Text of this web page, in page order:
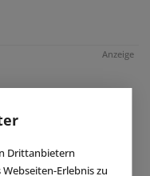
Drittanbietern
Erlebnis zu
Anzeige